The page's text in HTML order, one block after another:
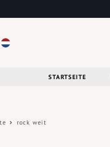
STARTSEITE
rock weit